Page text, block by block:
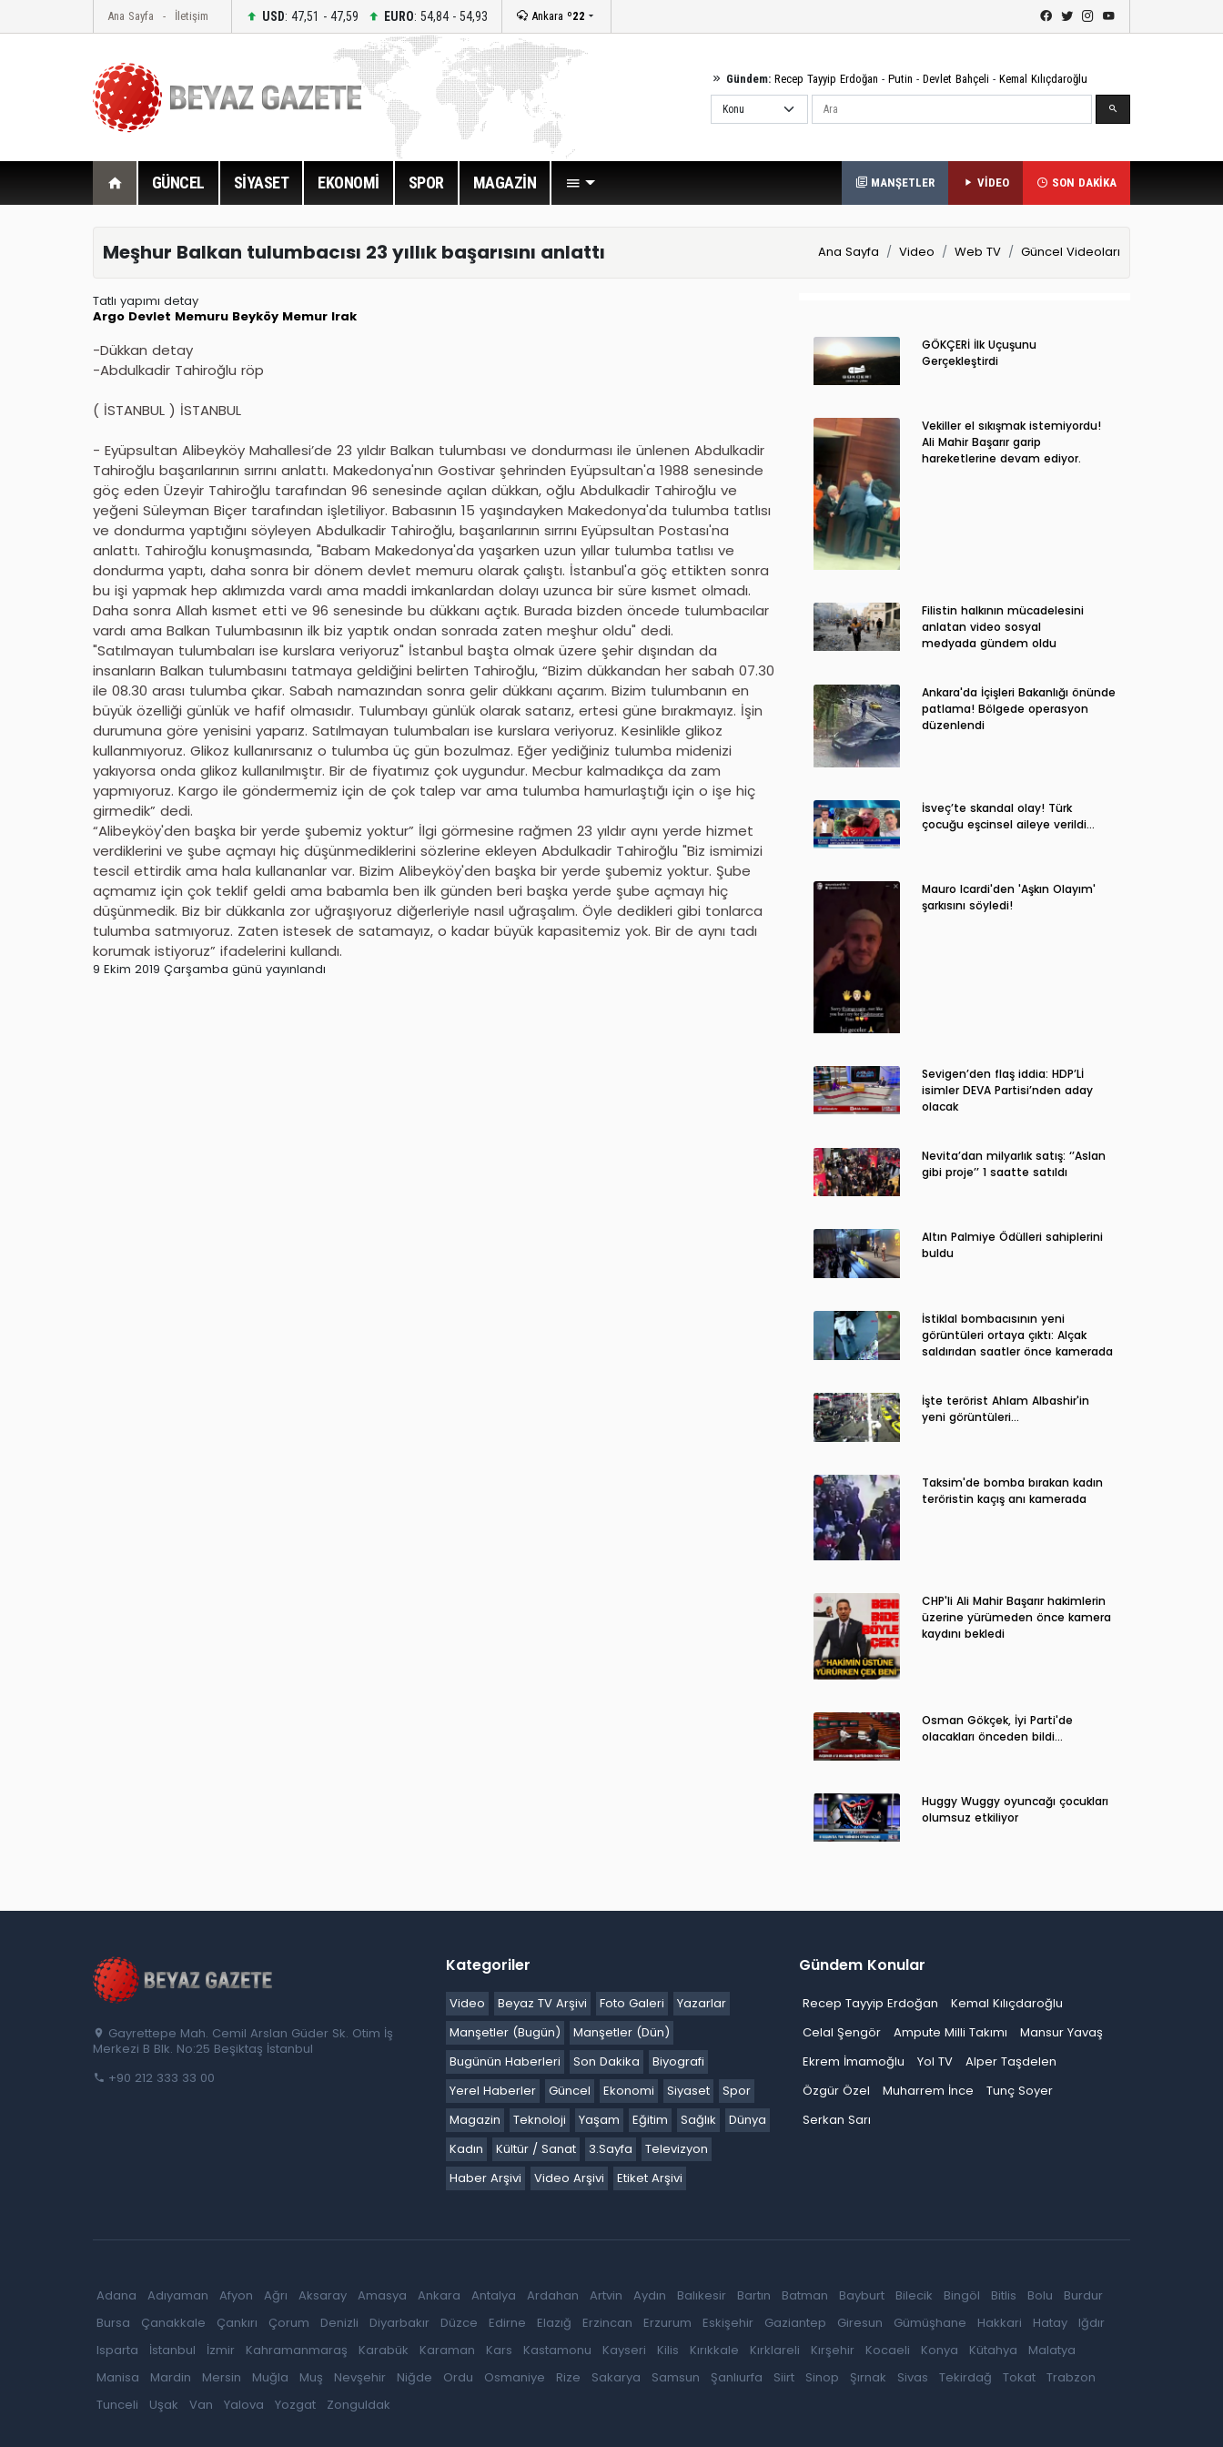
Ana Sayfa İletişim USD: 47,51 - 47,59 EURO: 54,84 - 54,93 Ankara º22
Gündem: Recep Tayyip Erdoğan - Putin - Devlet Bahçeli - Kemal Kılıçdaroğlu
Ara
GÜNCEL SİYASET EKONOMİ SPOR MAGAZİN MANŞETLER VİDEO SON DAKİKA
Meşhur Balkan tulumbacısı 23 yıllık başarısını anlattı Ana Sayfa Video Web TV Güncel Videoları
Tatlı yapımı detay
Argo Devlet Memuru Beyköy Memur Irak
-Dükkan detay
-Abdulkadir Tahiroğlu röp
( İSTANBUL ) İSTANBUL
- Eyüpsultan Alibeyköy Mahallesi’de 23 yıldır Balkan tulumbası ve dondurması ile ünlenen Abdulkadir
Tahiroğlu başarılarının sırrını anlattı. Makedonya'nın Gostivar şehrinden Eyüpsultan'a 1988 senesinde
göç eden Üzeyir Tahiroğlu tarafından 96 senesinde açılan dükkan, oğlu Abdulkadir Tahiroğlu ve
yeğeni Süleyman Biçer tarafından işletiliyor. Babasının 15 yaşındayken Makedonya'da tulumba tatlısı
ve dondurma yaptığını söyleyen Abdulkadir Tahiroğlu, başarılarının sırrını Eyüpsultan Postası'na
anlattı. Tahiroğlu konuşmasında, "Babam Makedonya'da yaşarken uzun yıllar tulumba tatlısı ve
dondurma yaptı, daha sonra bir dönem devlet memuru olarak çalıştı. İstanbul'a göç ettikten sonra
bu işi yapmak hep aklımızda vardı ama maddi imkanlardan dolayı uzunca bir süre kısmet olmadı.
Daha sonra Allah kısmet etti ve 96 senesinde bu dükkanı açtık. Burada bizden öncede tulumbacılar
vardı ama Balkan Tulumbasının ilk biz yaptık ondan sonrada zaten meşhur oldu" dedi.
"Satılmayan tulumbaları ise kurslara veriyoruz" İstanbul başta olmak üzere şehir dışından da
insanların Balkan tulumbasını tatmaya geldiğini belirten Tahiroğlu, “Bizim dükkandan her sabah 07.30
ile 08.30 arası tulumba çıkar. Sabah namazından sonra gelir dükkanı açarım. Bizim tulumbanın en
büyük özelliği günlük ve hafif olmasıdır. Tulumbayı günlük olarak satarız, ertesi güne bırakmayız. İşin
durumuna göre yenisini yaparız. Satılmayan tulumbaları ise kurslara veriyoruz. Kesinlikle glikoz
kullanmıyoruz. Glikoz kullanırsanız o tulumba üç gün bozulmaz. Eğer yediğiniz tulumba midenizi
yakıyorsa onda glikoz kullanılmıştır. Bir de fiyatımız çok uygundur. Mecbur kalmadıkça da zam
yapmıyoruz. Kargo ile göndermemiz için de çok talep var ama tulumba hamurlaştığı için o işe hiç
girmedik” dedi.
“Alibeyköy'den başka bir yerde şubemiz yoktur” İlgi görmesine rağmen 23 yıldır aynı yerde hizmet
verdiklerini ve şube açmayı hiç düşünmediklerini sözlerine ekleyen Abdulkadir Tahiroğlu "Biz ismimizi
tescil ettirdik ama hala kullananlar var. Bizim Alibeyköy'den başka bir yerde şubemiz yoktur. Şube
açmamız için çok teklif geldi ama babamla ben ilk günden beri başka yerde şube açmayı hiç
düşünmedik. Biz bir dükkanla zor uğraşıyoruz diğerleriyle nasıl uğraşalım. Öyle dedikleri gibi tonlarca
tulumba satmıyoruz. Zaten istesek de satamayız, o kadar büyük kapasitemiz yok. Bir de aynı tadı
korumak istiyoruz” ifadelerini kullandı.
9 Ekim 2019 Çarşamba günü yayınlandı
GÖKÇERİ İlk Uçuşunu
Gerçekleştirdi
Vekiller el sıkışmak istemiyordu!
Ali Mahir Başarır garip
hareketlerine devam ediyor.
Filistin halkının mücadelesini
anlatan video sosyal
medyada gündem oldu
Ankara'da İçişleri Bakanlığı önünde
patlama! Bölgede operasyon
düzenlendi
İsveç’te skandal olay! Türk
çocuğu eşcinsel aileye verildi…
Mauro Icardi'den 'Aşkın Olayım'
şarkısını söyledi!
Sevigen’den flaş iddia: HDP’Lİ
isimler DEVA Partisi’nden aday
olacak
Nevita’dan milyarlık satış: ‘’Aslan
gibi proje’’ 1 saatte satıldı
Altın Palmiye Ödülleri sahiplerini
buldu
İstiklal bombacısının yeni
görüntüleri ortaya çıktı: Alçak
saldırıdan saatler önce kamerada
İşte terörist Ahlam Albashir'in
yeni görüntüleri…
Taksim'de bomba bırakan kadın
teröristin kaçış anı kamerada
CHP'li Ali Mahir Başarır hakimlerin
üzerine yürümeden önce kamera
kaydını bekledi
Osman Gökçek, İyi Parti'de
olacakları önceden bildi...
Huggy Wuggy oyuncağı çocukları
olumsuz etkiliyor
Gayrettepe Mah. Cemil Arslan Güder Sk. Otim İş
Merkezi B Blk. No:25 Beşiktaş İstanbul
+90 212 333 33 00
Kategoriler
Video Beyaz TV Arşivi Foto Galeri
Yazarlar
Manşetler (Bugün)
Manşetler (Dün)
Bugünün Haberleri
Son Dakika
Biyografi
Yerel Haberler
Güncel Ekonomi Siyaset
Spor
Magazin
Teknoloji Yaşam Eğitim Sağlık
Dünya
Kadın
Kültür / Sanat 3.Sayfa
Televizyon
Haber Arşivi
Video Arşivi Etiket Arşivi
Gündem Konular
Recep Tayyip Erdoğan
Kemal Kılıçdaroğlu
Celal Şengör
Ampute Milli Takımı
Mansur Yavaş
Ekrem İmamoğlu
Yol TV
Alper Taşdelen
Özgür Özel
Muharrem İnce
Tunç Soyer
Serkan Sarı
Adana Adıyaman Afyon Ağrı Aksaray Amasya Ankara Antalya Ardahan Artvin Aydın Balıkesir Bartın Batman Bayburt Bilecik Bingöl Bitlis Bolu
Burdur
Bursa
Çanakkale Çankırı Çorum Denizli Diyarbakır Düzce Edirne Elazığ Erzincan Erzurum Eskişehir Gaziantep Giresun Gümüşhane Hakkari Hatay
Iğdır
Isparta
İstanbul İzmir Kahramanmaraş Karabük Karaman Kars Kastamonu Kayseri Kilis Kırıkkale Kırklareli Kırşehir Kocaeli Konya Kütahya
Malatya
Manisa
Mardin Mersin Muğla Muş Nevşehir Niğde Ordu Osmaniye Rize Sakarya Samsun Şanlıurfa Siirt Sinop Şırnak Sivas Tekirdağ Tokat
Trabzon
Tunceli
Uşak Van Yalova Yozgat Zonguldak